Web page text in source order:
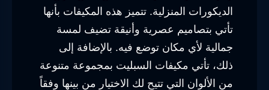
الديكورات المنزلية. تتميز هذه المكيفات بأنها
تأتي بتصاميم عصرية وأنيقة تضيف لمسة
جمالية لأي مكان توضع فيه. بالإضافة إلى
ذلك، تأتي مكيفات السبليت بمجموعة متنوعة
من الألوان التي تتيح لك الاختيار من بينها وفقاً